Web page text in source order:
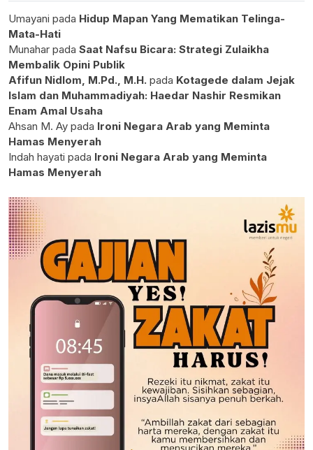
Umayani pada Hidup Mapan Yang Mematikan Telinga-
Mata-Hati
Munahar pada Saat Nafsu Bicara: Strategi Zulaikha
Membalik Opini Publik
Afifun Nidlom, M.Pd., M.H. pada Kotagede dalam Jejak
Islam dan Muhammadiyah: Haedar Nashir Resmikan
Enam Amal Usaha
Ahsan M. Ay pada Ironi Negara Arab yang Meminta
Hamas Menyerah
Indah hayati pada Ironi Negara Arab yang Meminta
Hamas Menyerah